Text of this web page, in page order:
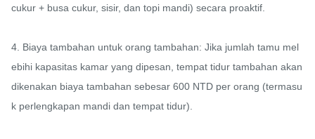
cukur + busa cukur, sisir, dan topi mandi) secara proaktif.
4. Biaya tambahan untuk orang tambahan: Jika jumlah tamu mel
ebihi kapasitas kamar yang dipesan, tempat tidur tambahan akan
dikenakan biaya tambahan sebesar 600 NTD per orang (termasu
k perlengkapan mandi dan tempat tidur).